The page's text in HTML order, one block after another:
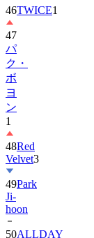
47
パ
ク・
ボ
ヨ
ン
1
48
Velvet
49Park
Ji-
hoon
50ALLDAY
PROJECT